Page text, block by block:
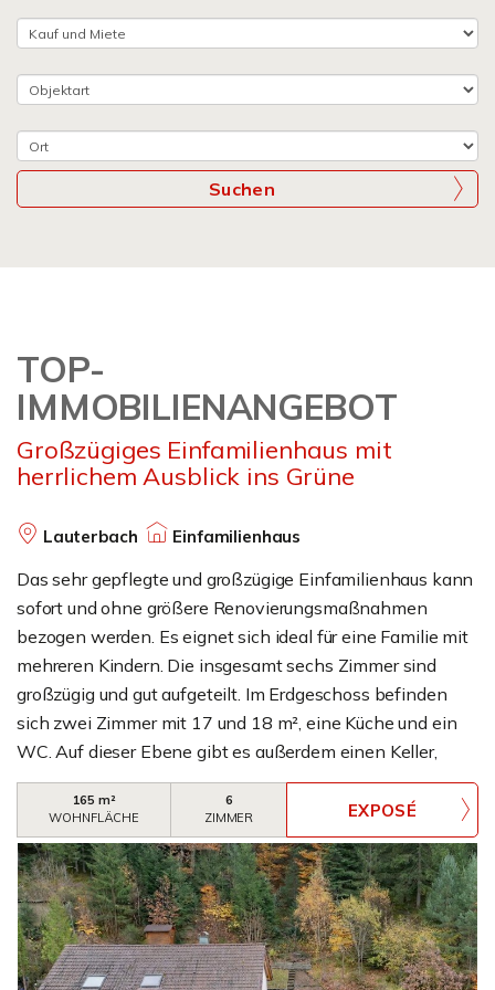
Suchen
TOP-
IMMOBILIENANGEBOT
Großzügiges Einfamilienhaus mit
herrlichem Ausblick ins Grüne
Lauterbach Einfamilienhaus
Das sehr gepflegte und großzügige Einfamilienhaus kann
sofort und ohne größere Renovierungsmaßnahmen
bezogen werden. Es eignet sich ideal für eine Familie mit
mehreren Kindern. Die insgesamt sechs Zimmer sind
großzügig und gut aufgeteilt. Im Erdgeschoss befinden
sich zwei Zimmer mit 17 und 18 m², eine Küche und ein
WC. Auf dieser Ebene gibt es außerdem einen Keller,
einen Heizkeller und eine Waschküche. Im ersten
Obergeschoss befinden sich ein sehr großes
Wohnzimmer (29 m²) mit Zugang zum Sonnenbalkon,
eine Küche mit Einbauküche und allen elektrischen
Geräten sowie ein Zugang zur Terrasse. Ein weiteres
Zimmer (für Kinder, Gäste, als Büro etc.), das
Elternschlafzimmer, ein schönes Badezimmer mit Wanne,
Dusche, WC und Waschbecken, eine Diele und ein
165 m²
WOHNFLÄCHE
6
ZIMMER